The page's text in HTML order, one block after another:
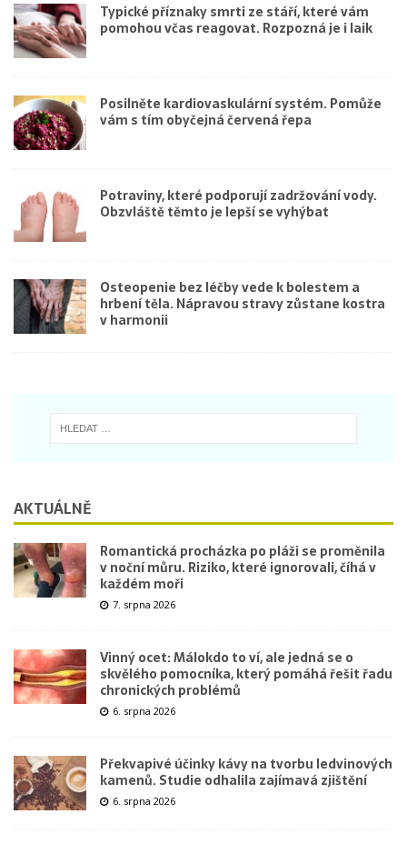
Typické příznaky smrti ze stáří, které vám
pomohou včas reagovat. Rozpozná je i laik
Posilněte kardiovaskulární systém. Pomůže
vám s tím obyčejná červená řepa
Potraviny, které podporují zadržování vody.
Obzvláště těmto je lepší se vyhýbat
Osteopenie bez léčby vede k bolestem a
hrbení těla. Nápravou stravy zůstane kostra
v harmonii
AKTUÁLNĚ
Romantická procházka po pláži se proměnila
v noční můru. Riziko, které ignorovali, číhá v
každém moři
7. srpna 2026
Vinný ocet: Málokdo to ví, ale jedná se o
skvělého pomocníka, který pomáhá řešit řadu
chronických problémů
6. srpna 2026
Překvapivé účinky kávy na tvorbu ledvinových
kamenů. Studie odhalila zajímavá zjištění
6. srpna 2026